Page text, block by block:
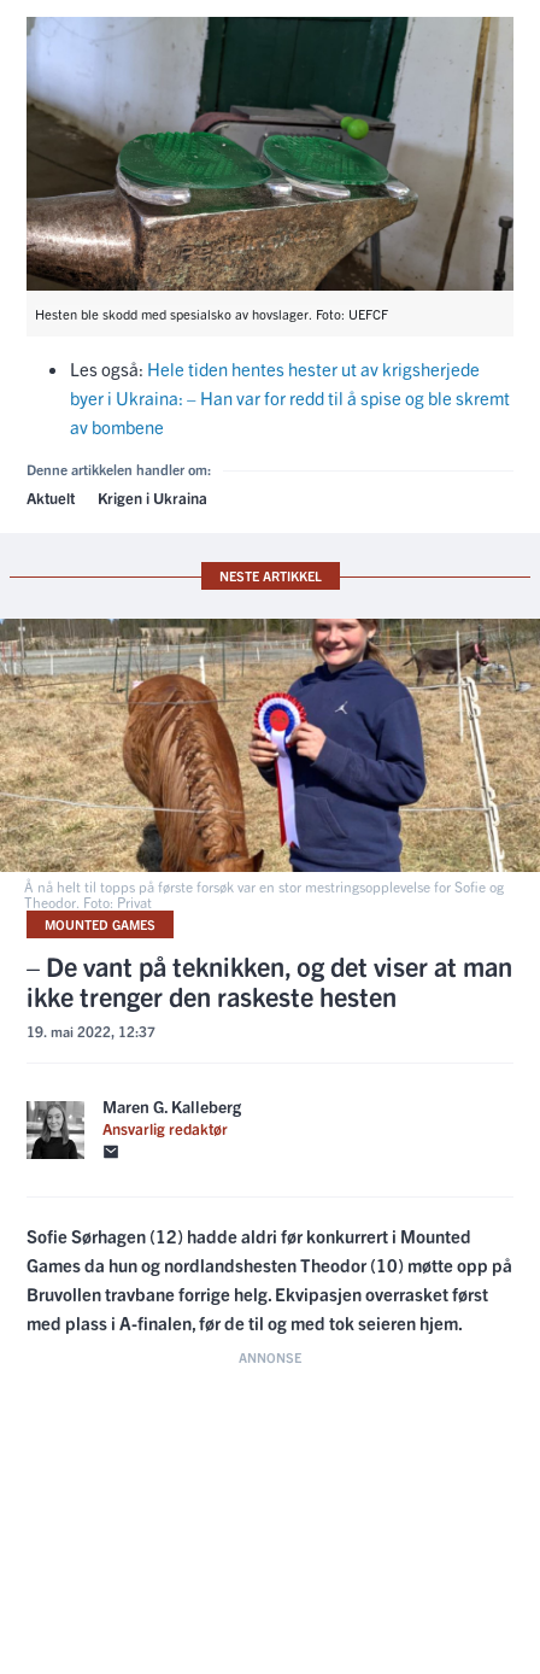
Hesten ble skodd med spesialsko av hovslager. Foto: UEFCF
Les også: Hele tiden hentes hester ut av krigsherjede
byer i Ukraina: – Han var for redd til å spise og ble skremt
av bombene
Denne artikkelen handler om:
Aktuelt Krigen i Ukraina
NESTE ARTIKKEL
Å nå helt til topps på første forsøk var en stor mestringsopplevelse for Sofie og
Theodor. Foto: Privat
MOUNTED GAMES
– De vant på teknikken, og det viser at man
ikke trenger den raskeste hesten
19. mai 2022, 12:37
Maren G. Kalleberg
Ansvarlig redaktør
Sofie Sørhagen (12) hadde aldri før konkurrert i Mounted
Games da hun og nordlandshesten Theodor (10) møtte opp på
Bruvollen travbane forrige helg. Ekvipasjen overrasket først
med plass i A-finalen, før de til og med tok seieren hjem.